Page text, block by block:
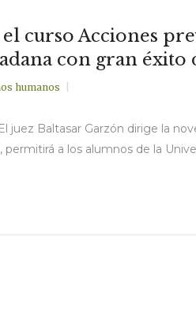
el curso Acciones
con gran éxito
humanos
juez Baltasar Garzón dirige la
permitirá a los alumnos de la